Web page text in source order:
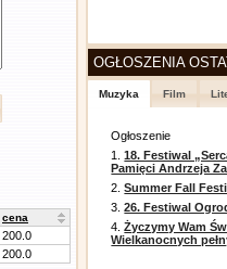
cena
200.0
200.0
OGŁOSZENIA
Muzyka Film
Ogłoszenie
1.18. Festiwal
Pamięci Andrzeja
2.Summer Fall
3.26. Festiwal
4.Życzymy Wam
Wielkanocnych